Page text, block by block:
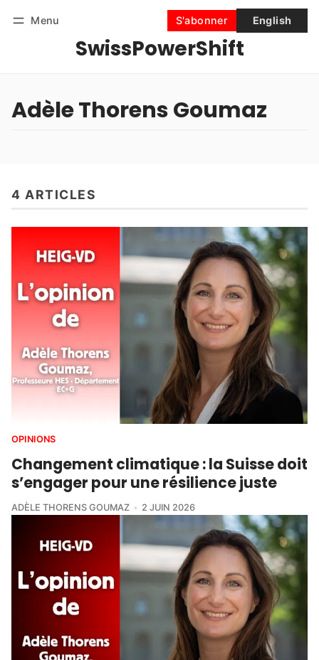
Menu
SwissPowerShift
S'abonner English
Se connecter S'abonner
Adèle Thorens Goumaz
4 ARTICLES
OPINIONS
Changement climatique : la Suisse doit
s’engager pour une résilience juste
ADÈLE THORENS GOUMAZ 2 JUIN 2026